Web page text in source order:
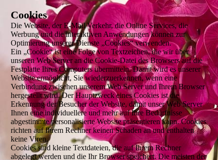
Cookies
Die Website, der E-Mail Verkehr, die Online Services, die
Werbung und die interaktiven Anwendungen können zur
Optimierung unserer Dienste „Cookies“ verwenden.
Ein „Cookie“ ist eine Folge von Textzeichen, die wir über
unseren Web Server an die Cookie-Datei des Browsers auf die
Festplatte Ihres Computers übermitteln. Damit wird es unserer
Website ermöglicht, Sie wiederzuerkennen, wenn eine
Verbindung zwischen unserem Web Server und Ihrem Browser
hergestellt wird. Der Hauptzweck eines Cookies ist die
Erkennung der Besucher der Website, damit unser Web Server
Ihnen eine individuellere und mehr auf Ihre Bedürfnisse
abgestimmte personalisierte Website präsentieren kann. Cookies
richten auf Ihrem Rechner keinen Schaden an und enthalten
keine Viren.
Cookies sind kleine Textdateien, die auf Ihrem Rechner
abgelegt werden und die Ihr Browser speichert. Die meisten der